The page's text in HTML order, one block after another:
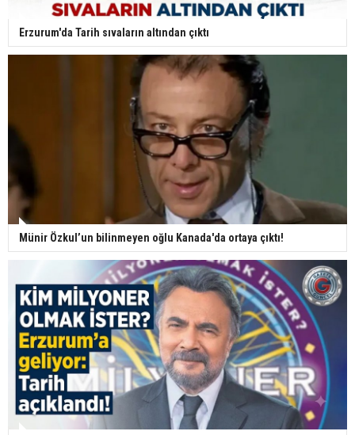
Erzurum'da Tarih sıvaların altından çıktı
Münir Özkul’un bilinmeyen oğlu Kanada'da ortaya çıktı!